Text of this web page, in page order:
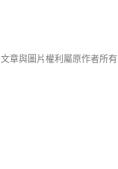
文章與圖片權利屬原作者所有